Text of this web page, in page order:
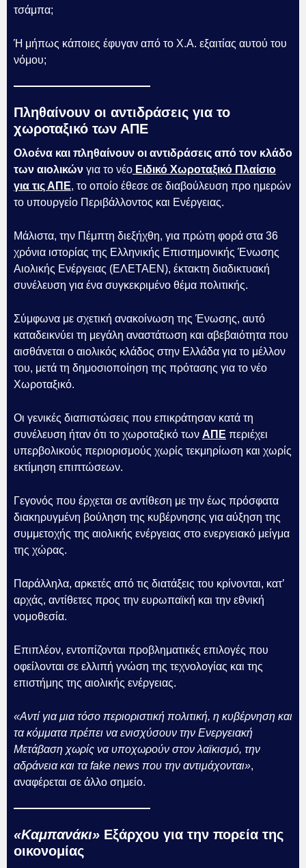
τσάμπα;
Ή μήπως κάποιες έφυγαν από το Χ.Α. εξαιτίας αυτού του
νόμου;
Πληθαίνουν οι αντιδράσεις για το
χωροταξικό των ΑΠΕ
Ολοένα και πληθαίνουν οι αντιδράσεις από τον κλάδο
των αιολικών για το νέο Ειδικό Χωροταξικό Πλαίσιο
για τις ΑΠΕ, το οποίο έθεσε σε διαβούλευση προ ημερών
το υπουργείο Περιβάλλοντος και Ενέργειας.
Μάλιστα, την Πέμπτη διεξήχθη, για πρώτη φορά στα 36
χρόνια ιστορίας της Ελληνικής Επιστημονικής Ένωσης
Αιολικής Ενέργειας (ΕΛΕΤΑΕΝ), έκτακτη διαδικτυακή
συνέλευση για ένα συγκεκριμένο θέμα πολιτικής.
Σύμφωνα με σχετική ανακοίνωση της Ένωσης, αυτό
καταδεικνύει τη μεγάλη αναστάτωση και αβεβαιότητα που
αισθάνεται ο αιολικός κλάδος στην Ελλάδα για το μέλλον
του, μετά τη δημοσιοποίηση της πρότασης για το νέο
Χωροταξικό.
Οι γενικές διαπιστώσεις που επικράτησαν κατά τη
συνέλευση ήταν ότι το χωροταξικό των ΑΠΕ περιέχει
υπερβολικούς περιορισμούς χωρίς τεκμηρίωση και χωρίς
εκτίμηση επιπτώσεων.
Γεγονός που έρχεται σε αντίθεση με την έως πρόσφατα
διακηρυγμένη βούληση της κυβέρνησης για αύξηση της
συμμετοχής της αιολικής ενέργειας στο ενεργειακό μείγμα
της χώρας.
Παράλληλα, αρκετές από τις διατάξεις του κρίνονται, κατ’
αρχάς, αντίθετες προς την ευρωπαϊκή και την εθνική
νομοθεσία.
Επιπλέον, εντοπίζονται προβληματικές επιλογές που
οφείλονται σε ελλιπή γνώση της τεχνολογίας και της
επιστήμης της αιολικής ενέργειας.
«Αντί για μια τόσο περιοριστική πολιτική, η κυβέρνηση και
τα κόμματα πρέπει να ενισχύσουν την Ενεργειακή
Μετάβαση χωρίς να υποχωρούν στον λαϊκισμό, την
αδράνεια και τα fake news που την αντιμάχονται»,
αναφέρεται σε άλλο σημείο.
«Καμπανάκι» Εξάρχου για την πορεία της
οικονομίας